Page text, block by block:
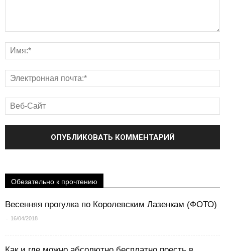
Обезательно к прочтению
Весенняя прогулка по Королевским Лазенкам (ФОТО)
- 16/04/2018